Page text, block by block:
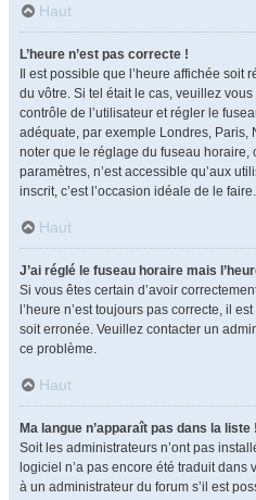
Haut
L’heure n’est pas correcte !
Il est possible que l’heure affichée
du vôtre. Si tel était le cas, veuillez
contrôle de l’utilisateur et régler le
adéquate, par exemple Londres, Paris,
noter que le réglage du fuseau horaire,
paramètres, n’est accessible qu’aux
inscrit, c’est l’occasion idéale de le faire.
Haut
J’ai réglé le fuseau horaire mais
Si vous êtes certain d’avoir
l’heure n’est toujours pas correcte, il
soit erronée. Veuillez contacter un
ce problème.
Haut
Ma langue n’apparaît pas dans la liste !
Soit les administrateurs n’ont pas
logiciel n’a pas encore été traduit
à un administrateur du forum s’il est